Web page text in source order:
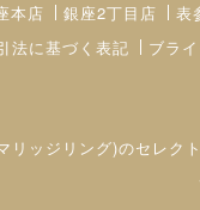
本店 銀座2丁目店 表
法に基づく表記 ブラ
ッジリング)のセレ